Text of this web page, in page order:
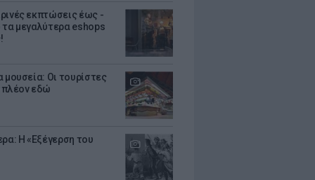
εκπτώσεις έως -
τα μεγαλύτερα eshops
μουσεία: Οι τουρίστες
πλέον εδώ
Η «Εξέγερση του